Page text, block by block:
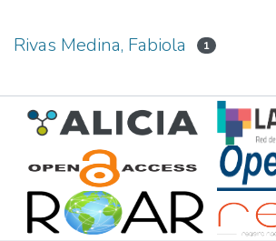
Rivas Medina, Fabiola 1